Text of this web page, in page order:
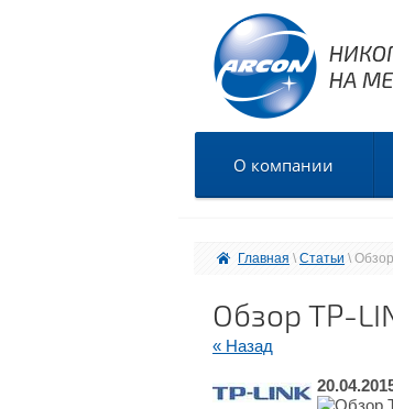
О компании
Главная \ Статьи \
Обзор TP-
« Назад